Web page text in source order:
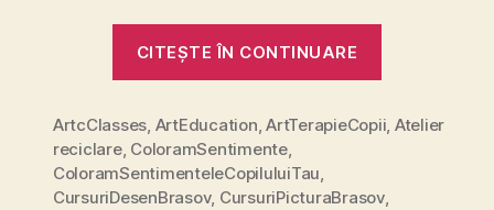
CITEȘTE ÎN CONTINUARE
ArtcClasses, ArtEducation,ArtTerapieCopii, Atelier
reciclare, ColoramSentimente,
ColoramSentimenteleCopiluluiTau,
CursuriDesenBrasov, CursuriPicturaBrasov,